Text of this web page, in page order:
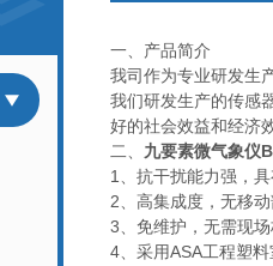
一、产品简介
我司作为专业研发生
我们研发生产的传感
好的社会效益和经济
二、 九要素微气象仪
1、抗干扰能力强，
2、高集成度，无移
3、免维护，无需现
4、采用ASA工程塑